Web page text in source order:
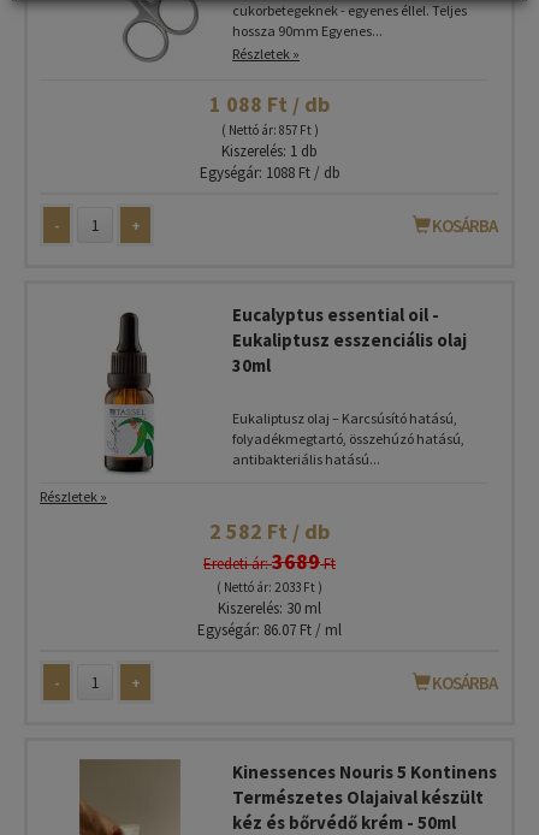
cukorbetegeknek - egyenes éllel. Teljes
hossza 90mm Egyenes...
Részletek »
1 088 Ft / db
( Nettó ár: 857 Ft )
Kiszerelés: 1 db
Egységár: 1088 Ft / db
- + KOSÁRBA
Eucalyptus essential oil -
Eukaliptusz esszenciális olaj
30ml
Eukaliptusz olaj – Karcsúsító hatású,
folyadékmegtartó, összehúzó hatású,
antibakteriális hatású...
Részletek »
2 582 Ft / db
Eredeti ár:3689Ft
( Nettó ár: 2 033 Ft )
Kiszerelés: 30 ml
Egységár: 86.07 Ft / ml
- + KOSÁRBA
Kinessences Nouris 5 Kontinens
Természetes Olajaival készült
kéz és bőrvédő krém - 50ml